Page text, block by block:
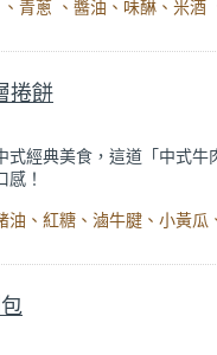
味道更濃厚美味。
捲餅
式經典美食，這道「中式牛
！
團擀成薄長片，再刷上一
cookbook/